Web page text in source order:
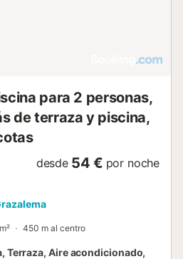
para 2 personas,
de terraza y piscina,
desde 54 € por noche
450 m al centro
Terraza, Aire acondicionado,